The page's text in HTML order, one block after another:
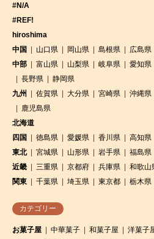
#N/A
#REF!
hiroshima
中国
山口県 岡山県 島根県 広島県
中部
富山県 山梨県 岐阜県 愛知県
長野県
静岡県
九州
佐賀県 大分県 宮崎県 沖縄県
鹿児島県
北海道
四国
徳島県 愛媛県 香川県
高知県
東北
宮城県 山形県 岩手県 福島県
近畿
三重県 京都府 兵庫県 和歌山
関東
千葉県 埼玉県 東京都 栃木県
カテゴリー
お菓子屋 中華菓子 和菓子屋
洋菓子